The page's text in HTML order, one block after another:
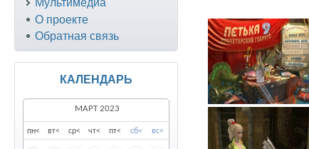
О проекте
Обратная связь
КАЛЕНДАРЬ
пн< вт< ср< чт< пт< сб< вс<
МАРТ 2023